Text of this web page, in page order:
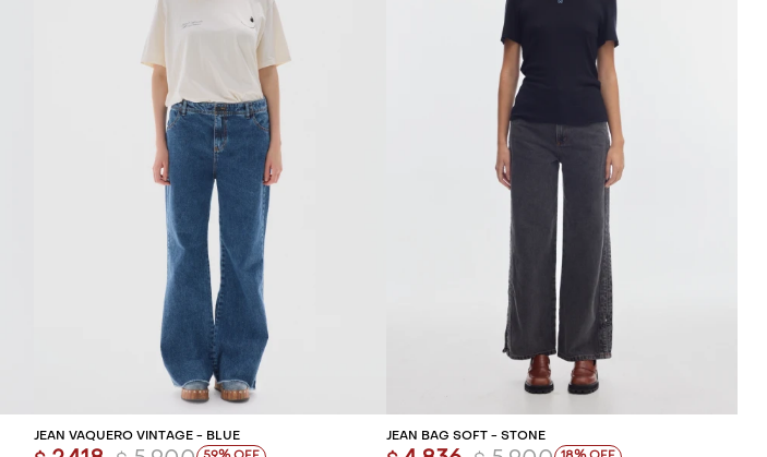
AGREGAR AL CARRITO
JEAN VAQUERO VINTAGE - BLUE
AGREGAR AL CARRITO
JEAN BAG SOFT - STONE